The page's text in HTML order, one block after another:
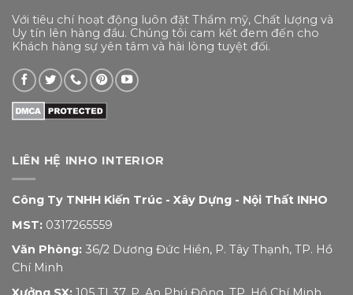
Với tiêu chí hoạt động luôn đặt Thẩm mỹ, Chất lượng và
Uy tín lên hàng đầu. Chúng tôi cam kết đem đến cho
Khách hàng sự yên tâm và hài lòng tuyệt đối.
LIÊN HỆ INHO INTERIOR
Công Ty TNHH Kiến Trúc - Xây Dựng - Nội Thất INHO
MST: 0317265559
Văn Phòng: 36/2 Dương Đức Hiền, P. Tây Thạnh, TP. Hồ
Chí Minh